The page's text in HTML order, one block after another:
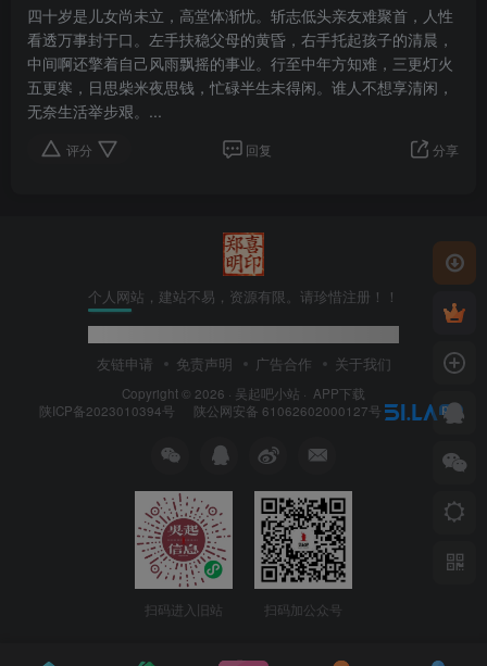
四十岁是儿女尚未立，高堂体渐忧。斩志低头亲友难聚首，人性
看透万事封于口。左手扶稳父母的黄昏，右手托起孩子的清晨，
中间啊还擎着自己风雨飘摇的事业。行至中年方知难，三更灯火
五更寒，日思柴米夜思钱，忙碌半生未得闲。谁人不想享清闲，
无奈生活举步艰。...
评分 回复 分享
个人网站，建站不易，资源有限。请珍惜注册！！
友链申请 免责声明 广告合作 关于我们
Copyright © 2026 · 吴起吧小站 · APP下载
陕ICP备2023010394号
陕公网安备 61062602000127号
扫码进入旧站 扫码加公众号